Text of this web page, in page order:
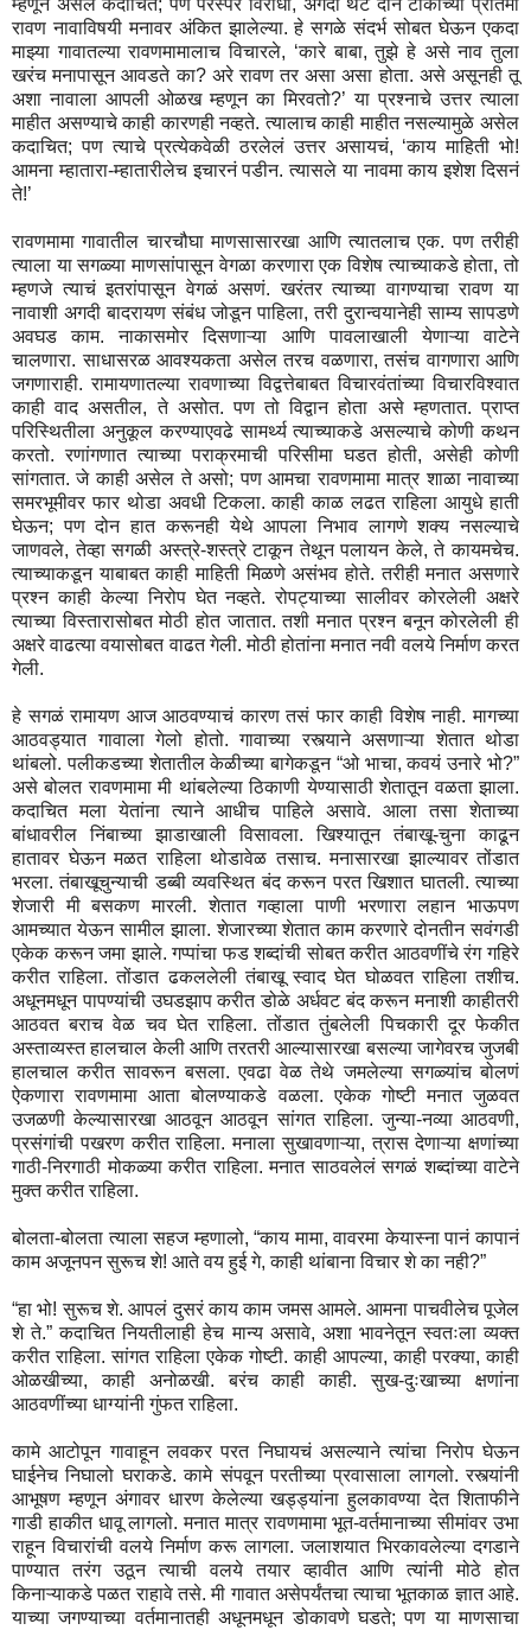
रावण नावाविषयी मनावर अंकित झालेल्या. हे सगळे संदर्भ सोबत घेऊन एकदा
माझ्या गावातल्या रावणमामालाच विचारले, ‘कारे बाबा, तुझे हे असे नाव तुला
खरंच मनापासून आवडते का? अरे रावण तर असा असा होता. असे असूनही तू
अशा नावाला आपली ओळख म्हणून का मिरवतो?’ या प्रश्नाचे उत्तर त्याला
माहीत असण्याचे काही कारणही नव्हते. त्यालाच काही माहीत नसल्यामुळे असेल
कदाचित; पण त्याचे प्रत्येकवेळी ठरलेलं उत्तर असायचं, ‘काय माहिती भो!
आमना म्हातारा-म्हातारीलेच इचारनं पडीन. त्यासले या नावमा काय इशेश दिसनं
ते!’
रावणमामा गावातील चारचौघा माणसासारखा आणि त्यातलाच एक. पण तरीही
त्याला या सगळ्या माणसांपासून वेगळा करणारा एक विशेष त्याच्याकडे होता, तो
म्हणजे त्याचं इतरांपासून वेगळं असणं. खरंतर त्याच्या वागण्याचा रावण या
नावाशी अगदी बादरायण संबंध जोडून पाहिला, तरी दुरान्वयानेही साम्य सापडणे
अवघड काम. नाकासमोर दिसणाऱ्या आणि पावलाखाली येणाऱ्या वाटेने
चालणारा. साधासरळ आवश्यकता असेल तरच वळणारा, तसंच वागणारा आणि
जगणाराही. रामायणातल्या रावणाच्या विद्वत्तेबाबत विचारवंतांच्या विचारविश्वात
काही वाद असतील, ते असोत. पण तो विद्वान होता असे म्हणतात. प्राप्त
परिस्थितीला अनुकूल करण्याएवढे सामर्थ्य त्याच्याकडे असल्याचे कोणी कथन
करतो. रणांगणात त्याच्या पराक्रमाची परिसीमा घडत होती, असेही कोणी
सांगतात. जे काही असेल ते असो; पण आमचा रावणमामा मात्र शाळा नावाच्या
समरभूमीवर फार थोडा अवधी टिकला. काही काळ लढत राहिला आयुधे हाती
घेऊन; पण दोन हात करूनही येथे आपला निभाव लागणे शक्य नसल्याचे
जाणवले, तेव्हा सगळी अस्त्रे-शस्त्रे टाकून तेथून पलायन केले, ते कायमचेच.
त्याच्याकडून याबाबत काही माहिती मिळणे असंभव होते. तरीही मनात असणारे
प्रश्न काही केल्या निरोप घेत नव्हते. रोपट्याच्या सालीवर कोरलेली अक्षरे
त्याच्या विस्तारासोबत मोठी होत जातात. तशी मनात प्रश्न बनून कोरलेली ही
अक्षरे वाढत्या वयासोबत वाढत गेली. मोठी होतांना मनात नवी वलये निर्माण करत
गेली.
हे सगळं रामायण आज आठवण्याचं कारण तसं फार काही विशेष नाही. मागच्या
आठवड्यात गावाला गेलो होतो. गावाच्या रस्त्याने असणाऱ्या शेतात थोडा
थांबलो. पलीकडच्या शेतातील केळीच्या बागेकडून “ओ भाचा, कवयं उनारे भो?”
असे बोलत रावणमामा मी थांबलेल्या ठिकाणी येण्यासाठी शेतातून वळता झाला.
कदाचित मला येतांना त्याने आधीच पाहिले असावे. आला तसा शेताच्या
बांधावरील निंबाच्या झाडाखाली विसावला. खिश्यातून तंबाखू-चुना काढून
हातावर घेऊन मळत राहिला थोडावेळ तसाच. मनासारखा झाल्यावर तोंडात
भरला. तंबाखूचुन्याची डब्बी व्यवस्थित बंद करून परत खिशात घातली. त्याच्या
शेजारी मी बसकण मारली. शेतात गव्हाला पाणी भरणारा लहान भाऊपण
आमच्यात येऊन सामील झाला. शेजारच्या शेतात काम करणारे दोनतीन सवंगडी
एकेक करून जमा झाले. गप्पांचा फड शब्दांची सोबत करीत आठवणींचे रंग गहिरे
करीत राहिला. तोंडात ढकललेली तंबाखू स्वाद घेत घोळवत राहिला तशीच.
अधूनमधून पापण्यांची उघडझाप करीत डोळे अर्धवट बंद करून मनाशी काहीतरी
आठवत बराच वेळ चव घेत राहिला. तोंडात तुंबलेली पिचकारी दूर फेकीत
अस्ताव्यस्त हालचाल केली आणि तरतरी आल्यासारखा बसल्या जागेवरच जुजबी
हालचाल करीत सावरून बसला. एवढा वेळ तेथे जमलेल्या सगळ्यांच बोलणं
ऐकणारा रावणमामा आता बोलण्याकडे वळला. एकेक गोष्टी मनात जुळवत
उजळणी केल्यासारखा आठवून आठवून सांगत राहिला. जुन्या-नव्या आठवणी,
प्रसंगांची पखरण करीत राहिला. मनाला सुखावणाऱ्या, त्रास देणाऱ्या क्षणांच्या
गाठी-निरगाठी मोकळ्या करीत राहिला. मनात साठवलेलं सगळं शब्दांच्या वाटेने
मुक्त करीत राहिला.
बोलता-बोलता त्याला सहज म्हणालो, “काय मामा, वावरमा केयास्ना पानं कापानं
काम अजूनपन सुरूच शे! आते वय हुई गे, काही थांबाना विचार शे का नही?”
“हा भो! सुरूच शे. आपलं दुसरं काय काम जमस आमले. आमना पाचवीलेच पूजेल
शे ते.” कदाचित नियतीलाही हेच मान्य असावे, अशा भावनेतून स्वतःला व्यक्त
करीत राहिला. सांगत राहिला एकेक गोष्टी. काही आपल्या, काही परक्या, काही
ओळखीच्या, काही अनोळखी. बरंच काही काही. सुख-दुःखाच्या क्षणांना
आठवणींच्या धाग्यांनी गुंफत राहिला.
कामे आटोपून गावाहून लवकर परत निघायचं असल्याने त्यांचा निरोप घेऊन
घाईनेच निघालो घराकडे. कामे संपवून परतीच्या प्रवासाला लागलो. रस्त्यांनी
आभूषण म्हणून अंगावर धारण केलेल्या खड्ड्यांना हुलकावण्या देत शिताफीने
गाडी हाकीत धावू लागलो. मनात मात्र रावणमामा भूत-वर्तमानाच्या सीमांवर उभा
राहून विचारांची वलये निर्माण करू लागला. जलाशयात भिरकावलेल्या दगडाने
पाण्यात तरंग उठून त्याची वलये तयार व्हावीत आणि त्यांनी मोठे होत
किनाऱ्याकडे पळत राहावे तसे. मी गावात असेपर्यंतचा त्याचा भूतकाळ ज्ञात आहे.
याच्या जगण्याच्या वर्तमानातही अधूनमधून डोकावणे घडते; पण या माणसाचा